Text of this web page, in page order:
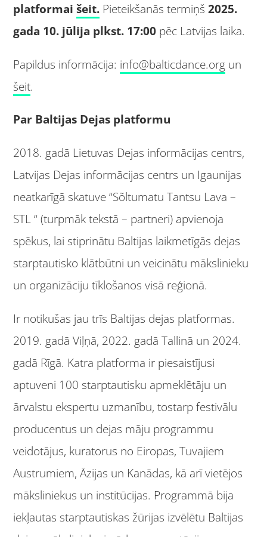
platformaišeit. Pieteikšanās termiņš2025.
gada 10. jūlija plkst. 17:00 pēc Latvijas laika.
Papildus informācija: info@balticdance.org un
šeit.
Par Baltijas Dejas platformu
2018. gadā Lietuvas Dejas informācijas centrs,
Latvijas Dejas informācijas centrs un Igaunijas
neatkarīgā skatuve “Sõltumatu Tantsu Lava –
STL “ (turpmāk tekstā – partneri) apvienoja
spēkus, lai stiprinātu Baltijas laikmetīgās dejas
starptautisko klātbūtni un veicinātu mākslinieku
un organizāciju tīklošanos visā reģionā.
Ir notikušas jau trīs Baltijas dejas platformas.
2019. gadā Viļņā, 2022. gadā Tallinā un 2024.
gadā Rīgā. Katra platforma ir piesaistījusi
aptuveni 100 starptautisku apmeklētāju un
ārvalstu ekspertu uzmanību, tostarp festivālu
producentus un dejas māju programmu
veidotājus, kuratorus no Eiropas, Tuvajiem
Austrumiem, Āzijas un Kanādas, kā arī vietējos
māksliniekus un institūcijas. Programmā bija
iekļautas starptautiskas žūrijas izvēlētu Baltijas